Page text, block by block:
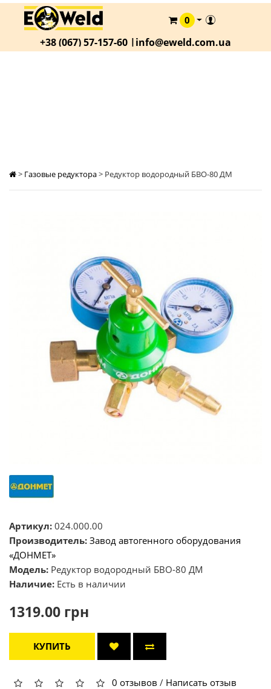
КАТАЛОГ
О
КОНТАКТЫ
0
+38 (067) 57-157-60 |info@eweld.com.ua
> Газовые редуктора> Редуктор водородный БВО-80 ДМ
Артикул: 024.000.00
Производитель: Завод автогенного оборудования
«ДОНМЕТ»
Модель: Редуктор водородный БВО-80 ДМ
Наличие: Есть в наличии
1319.00 грн
КУПИТЬ
0 отзывов / Написать отзыв